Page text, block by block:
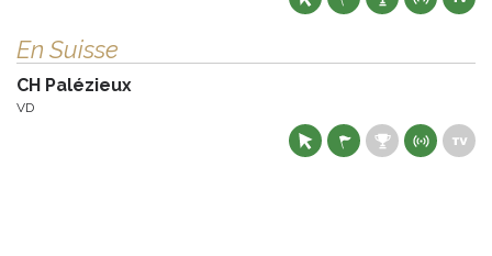
En Suisse
CH Palézieux
VD